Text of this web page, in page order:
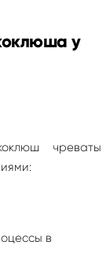
у
чреваты
в